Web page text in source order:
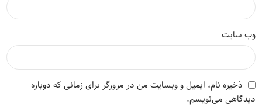
وب‌ سایت
ذخیره نام، ایمیل و وبسایت من در مرورگر برای زمانی که دوباره
دیدگاهی می‌نویسم.